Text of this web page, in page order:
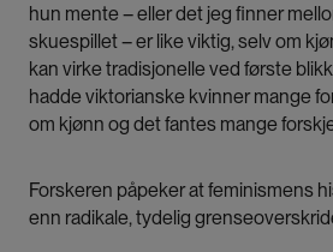
hun mente – eller det jeg finner
skuespillet – er like viktig, selv om
kan virke tradisjonelle ved første
hadde viktorianske kvinner mange
om kjønn og det fantes mange
Forskeren påpeker at feminismens
enn radikale, tydelig